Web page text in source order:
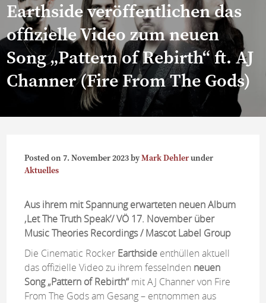
Earthside veröffentlichen das
offizielle Video zum neuen
Song „Pattern of Rebirth“ ft. AJ
Channer (Fire From The Gods)
Posted on7. November 2023byMark Dehlerunder
Aktuelles
Aus ihrem mit Spannung erwarteten neuen Album
‚Let The Truth Speak’/ VÖ 17. November über
Music Theories Recordings / Mascot Label Group
Die Cinematic Rocker Earthside enthüllen aktuell
das offizielle Video zu ihrem fesselnden neuen
Song „Pattern of Rebirth“mit AJ Channer von Fire
From The Gods am Gesang – entnommen aus